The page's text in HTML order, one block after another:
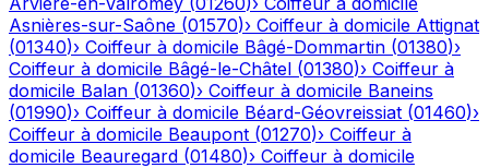
Asnières-sur-Saône (01570)› Coiffeur à domicile Attignat
(01340)› Coiffeur à domicile Bâgé-Dommartin (01380)›
Coiffeur à domicile Bâgé-le-Châtel (01380)› Coiffeur à
domicile Balan (01360)› Coiffeur à domicile Baneins
(01990)› Coiffeur à domicile Béard-Géovreissiat (01460)›
Coiffeur à domicile Beaupont (01270)› Coiffeur à
domicile Beauregard (01480)› Coiffeur à domicile